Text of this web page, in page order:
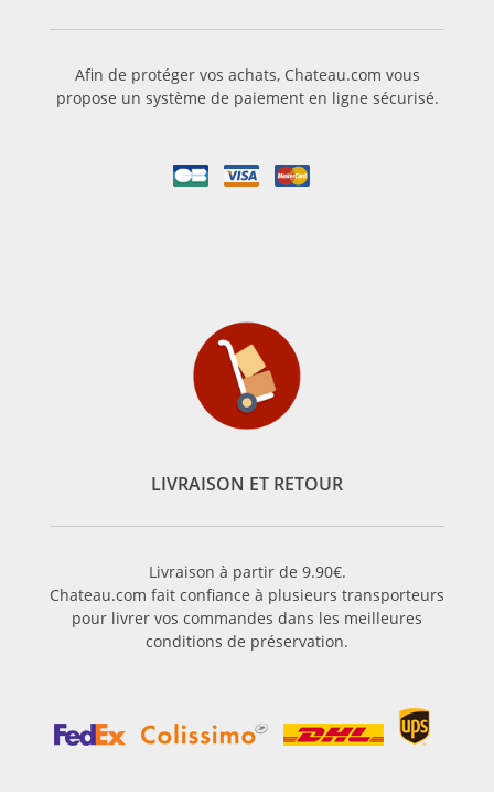
Afin de protéger vos achats, Chateau.com vous
propose un système de paiement en ligne sécurisé.
LIVRAISON ET RETOUR
Livraison à partir de 9.90€.
Chateau.com fait confiance à plusieurs transporteurs
pour livrer vos commandes dans les meilleures
conditions de préservation.